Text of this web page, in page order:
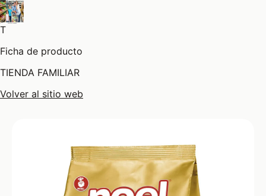
T
Ficha de producto
TIENDA FAMILIAR
Volver al sitio web